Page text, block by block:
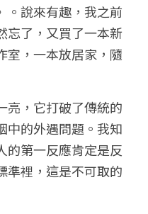
。說來有趣，我之前
忘了，又買了一本新
室，一本放居家，隨
亮，它打破了傳統的
中的外遇問題。我知
的第一反應肯定是反
準裡，這是不可取的